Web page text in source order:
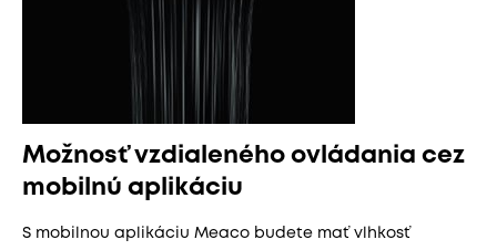
Možnosť vzdialeného ovládania cez
mobilnú aplikáciu
S mobilnou aplikáciu Meaco budete mať vlhkosť